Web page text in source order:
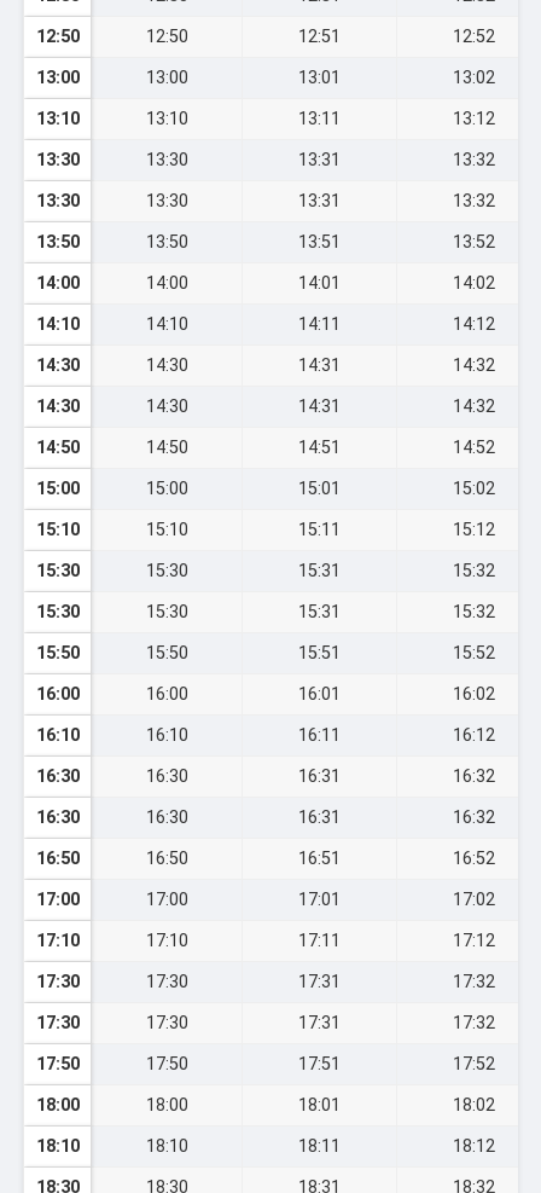
12:50
12:50 12:51
12:52
13:00
13:00 13:01
13:02
13:10
13:10 13:11
13:12
13:30
13:30 13:31
13:32
13:30
13:30 13:31
13:32
13:50
13:50 13:51
13:52
14:00
14:00 14:01
14:02
14:10
14:10 14:11
14:12
14:30
14:30 14:31
14:32
14:30
14:30 14:31
14:32
14:50
14:50 14:51
14:52
15:00
15:00 15:01
15:02
15:10
15:10 15:11
15:12
15:30
15:30 15:31
15:32
15:30
15:30 15:31
15:32
15:50
15:50 15:51
15:52
16:00
16:00 16:01
16:02
16:10
16:10 16:11
16:12
16:30
16:30 16:31
16:32
16:30
16:30 16:31
16:32
16:50
16:50 16:51
16:52
17:00
17:00 17:01
17:02
17:10
17:10 17:11
17:12
17:30
17:30 17:31
17:32
17:30
17:30 17:31
17:32
17:50
17:50 17:51
17:52
18:00
18:00 18:01
18:02
18:10
18:10 18:11
18:12
18:30
18:30 18:31
18:32